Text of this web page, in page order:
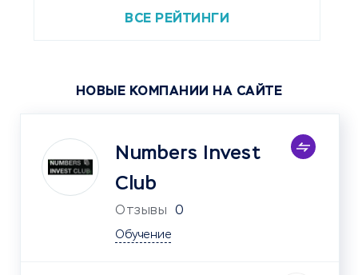
ВСЕ РЕЙТИНГИ
НОВЫЕ КОМПАНИИ НА САЙТЕ
Numbers Invest
Club
Отзывы 0
Обучение